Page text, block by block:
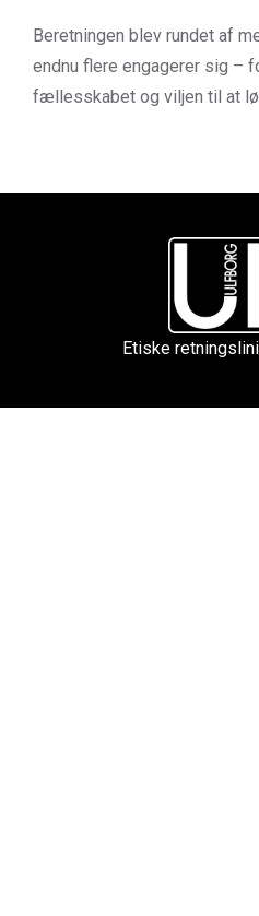
Beretningen blev rundet af
endnu flere engagerer sig –
fællesskabet og viljen til at
Etiske